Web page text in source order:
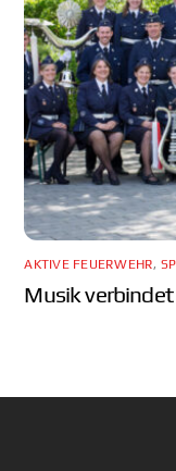
AKTIVE FEUERWEHR,
Musik verbindet